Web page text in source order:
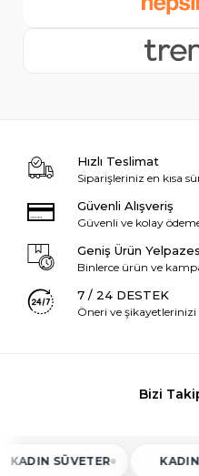
Hızlı Teslimat
Siparişleriniz en kısa
Güvenli Alışveriş
Güvenli ve kolay
Geniş Ürün
Binlerce ürün ve
7 / 24 DESTEK
Öneri ve şikayetlerinizi
Bizi
KADIN